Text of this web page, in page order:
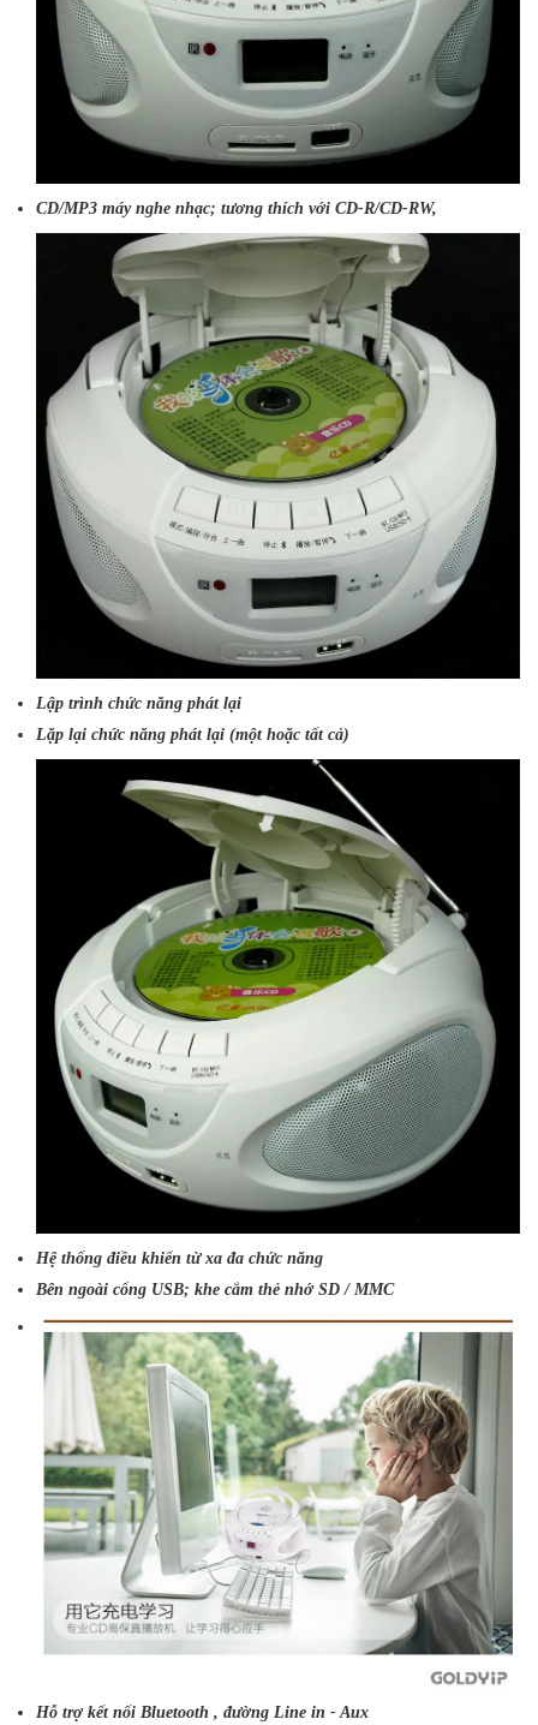
CD/MP3 máy nghe nhạc; tương thích với CD-R/CD-RW,
Lập trình chức năng phát lại
Lặp lại chức năng phát lại (một hoặc tất cả)
Hệ thống điều khiển từ xa đa chức năng
Bên ngoài cổng USB; khe cắm thẻ nhớ SD / MMC
Hỗ trợ kết nối Bluetooth , đường Line in - Aux